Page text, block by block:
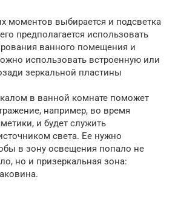
моментов выбирается и подсветка
предполагается использовать
ванного помещения и
использовать встроенную или
зеркальной пластины
в ванной комнате поможет
например, во время
и будет служить
света. Ее нужно
в зону освещения попало не
но и призеркальная зона: